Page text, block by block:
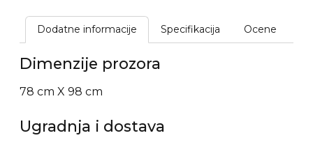
Dodatne informacije
Specifikacija Ocene
Dimenzije prozora
78 cm X 98 cm
Ugradnja i dostava